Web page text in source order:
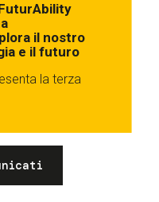
il nostro
e il futuro
la terza